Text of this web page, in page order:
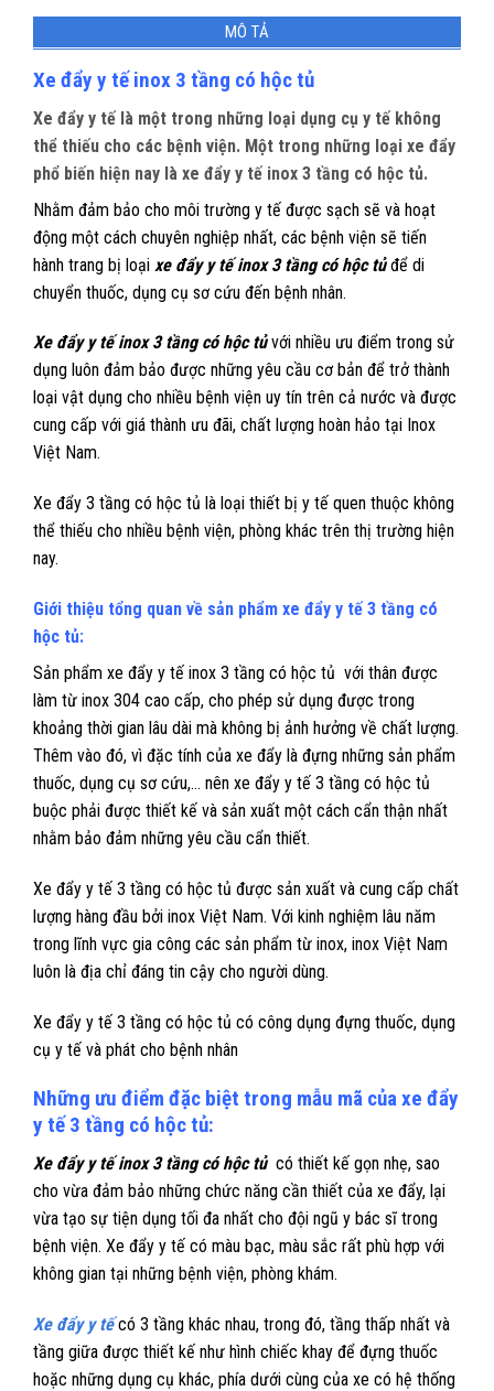
MÔ TẢ
Xe đẩy y tế inox 3 tầng có hộc tủ
Xe đẩy y tế là một trong những loại dụng cụ y tế không
thể thiếu cho các bệnh viện. Một trong những loại xe đẩy
phổ biến hiện nay là xe đẩy y tế inox 3 tầng có hộc tủ.
Nhằm đảm bảo cho môi trường y tế được sạch sẽ và hoạt
động một cách chuyên nghiệp nhất, các bệnh viện sẽ tiến
hành trang bị loại xe đẩy y tế inox 3 tầng có hộc tủđể di
chuyển thuốc, dụng cụ sơ cứu đến bệnh nhân.
Xe đẩy y tế inox 3 tầng có hộc tủvới nhiều ưu điểm trong sử
dụng luôn đảm bảo được những yêu cầu cơ bản để trở thành
loại vật dụng cho nhiều bệnh viện uy tín trên cả nước và được
cung cấp với giá thành ưu đãi, chất lượng hoàn hảo tại Inox
Việt Nam.
Xe đẩy 3 tầng có hộc tủ là loại thiết bị y tế quen thuộc không
thể thiếu cho nhiều bệnh viện, phòng khác trên thị trường hiện
nay.
Giới thiệu tổng quan về sản phẩm xe đẩy y tế 3 tầng có
hộc tủ:
Sản phẩm xe đẩy y tế inox 3 tầng có hộc tủ với thân được
làm từ inox 304 cao cấp, cho phép sử dụng được trong
khoảng thời gian lâu dài mà không bị ảnh hưởng về chất lượng.
Thêm vào đó, vì đặc tính của xe đẩy là đựng những sản phẩm
thuốc, dụng cụ sơ cứu,… nên xe đẩy y tế 3 tầng có hộc tủ
buộc phải được thiết kế và sản xuất một cách cẩn thận nhất
nhằm bảo đảm những yêu cầu cẩn thiết.
Xe đẩy y tế 3 tầng có hộc tủ được sản xuất và cung cấp chất
lượng hàng đầu bởi inox Việt Nam. Với kinh nghiệm lâu năm
trong lĩnh vực gia công các sản phẩm từ inox, inox Việt Nam
luôn là địa chỉ đáng tin cậy cho người dùng.
Xe đẩy y tế 3 tầng có hộc tủ có công dụng đựng thuốc, dụng
cụ y tế và phát cho bệnh nhân
Những ưu điểm đặc biệt trong mẫu mã của xe đẩy
y tế 3 tầng có hộc tủ:
Xe đẩy y tế inox 3 tầng có hộc tủcó thiết kế gọn nhẹ, sao
cho vừa đảm bảo những chức năng cần thiết của xe đẩy, lại
vừa tạo sự tiện dụng tối đa nhất cho đội ngũ y bác sĩ trong
bệnh viện. Xe đẩy y tế có màu bạc, màu sắc rất phù hợp với
không gian tại những bệnh viện, phòng khám.
Xe đẩy y tếcó 3 tầng khác nhau, trong đó, tầng thấp nhất và
tầng giữa được thiết kế như hình chiếc khay để đựng thuốc
hoặc những dụng cụ khác, phía dưới cùng của xe có hệ thống